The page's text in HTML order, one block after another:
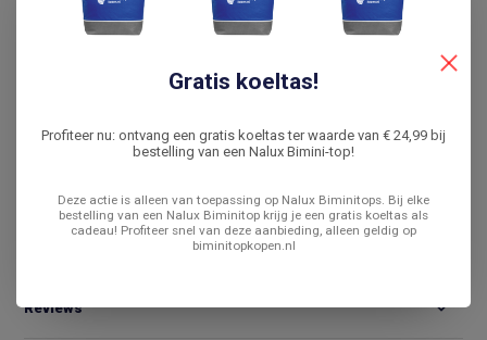
De laagste prijs
Reviews
Gratis koeltas!
Profiteer nu: ontvang een gratis koeltas ter waarde van € 24,99 bij
bestelling van een Nalux Bimini-top!
Deze actie is alleen van toepassing op Nalux Biminitops. Bij elke
bestelling van een Nalux Biminitop krijg je een gratis koeltas als
cadeau! Profiteer snel van deze aanbieding, alleen geldig op
biminitopkopen.nl